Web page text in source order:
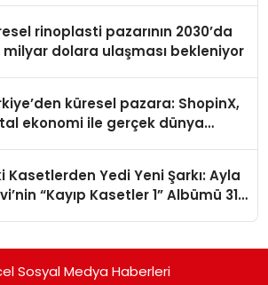
rinoplasti pazarının 2030’da
milyar dolara ulaşması bekleniyor
küresel pazara: ShopinX,
ekonomi ile gerçek dünya
Kasetlerden Yedi Yeni Şarkı: Ayla
“Kayıp Kasetler 1” Albümü 31
Sosyal Medya Haberleri